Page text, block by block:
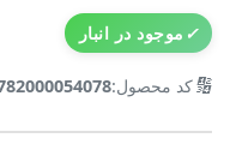
✓ موجود در انبار
🔢کد محصول: